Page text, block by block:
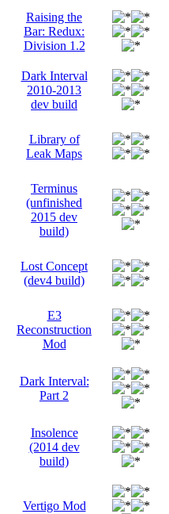
Raising the
Bar: Redux:
Division 1.2
Dark Interval
2010-2013
dev build
Library of
Leak Maps
Terminus
(unfinished
2015 dev
build)
Lost Concept
(dev4 build)
E3
Reconstruction
Mod
Dark Interval:
Part 2
Insolence
(2014 dev
build)
Vertigo Mod